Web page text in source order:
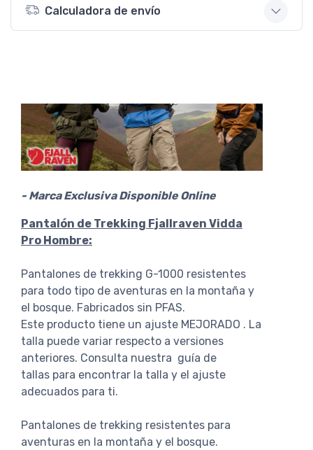
Calculadora de envío
- Marca Exclusiva Disponible Online
Pantalón de Trekking Fjallraven Vidda
Pro Hombre:
Pantalones de trekking G-1000 resistentes
para todo tipo de aventuras en la montaña y
el bosque. Fabricados sin PFAS.
Este producto tiene un ajuste MEJORADO . La
talla puede variar respecto a versiones
anteriores. Consulta nuestra guía de
tallas para encontrar la talla y el ajuste
adecuados para ti.
Pantalones de trekking resistentes para
aventuras en la montaña y el bosque.